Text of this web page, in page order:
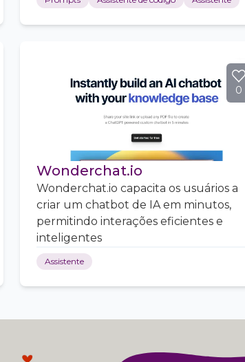
0
Wonderchat.io
Wonderchat.io capacita os usuários a
criar um chatbot de IA em minutos,
permitindo interações eficientes e
inteligentes
Assistente